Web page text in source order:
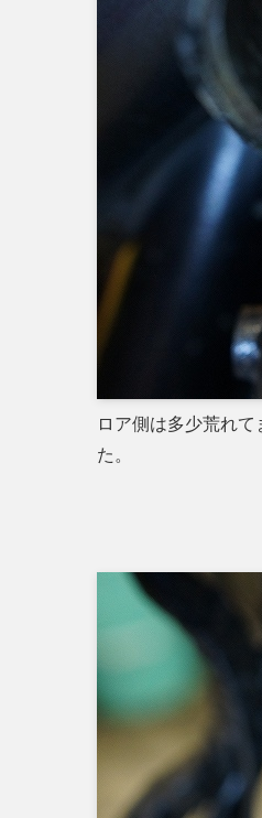
ロア側は多少荒れ
た。